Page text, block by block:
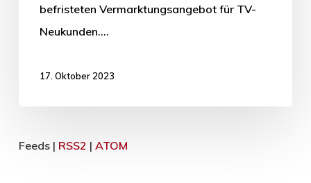
befristeten Vermarktungsangebot für TV-
Neukunden.…
17. Oktober 2023
Feeds | RSS2 | ATOM